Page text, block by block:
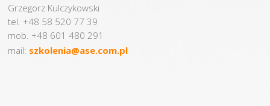
Grzegorz Kulczykowski
tel. +48 58 520 77 39
mob. +48 601 480 291
mail: szkolenia@ase.com.pl